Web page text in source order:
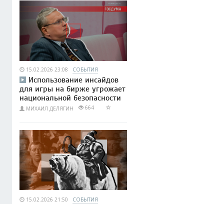
15.02.2026 23:08 СОБЫТИЯ
Использование инсайдов
для игры на бирже угрожает
национальной безопасности
МИХАИЛ ДЕЛЯГИН 664
15.02.2026 21:50 СОБЫТИЯ